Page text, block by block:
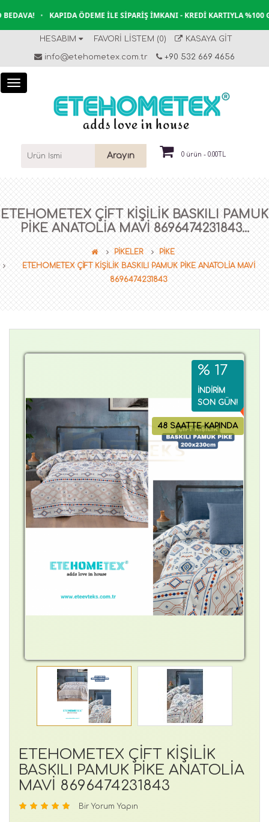
• KAPIDA ÖDEME İLE SIPARIŞ İMKANI - KREDI KARTIYLA %100
HESABIM FAVORI LISTEM (0) KASAYA GIT
info@etehometex.com.tr +90 532 669 4656
Arayın 0 ürün - 0.00TL
ETEHOMETEX ÇİFT KİŞİLİK BASKILI PAMUK
PİKE ANATOLİA MAVİ 8696474231843...
PİKELER
PİKE
ETEHOMETEX ÇİFT KİŞİLİK BASKILI PAMUK PİKE ANATOLİA MAVİ
8696474231843
48 SAATTE KAPINDA
% 17
İNDİRİM
SON GÜN!
ETEHOMETEX ÇİFT KİŞİLİK
BASKILI PAMUK PİKE ANATOLİA
MAVİ 8696474231843
Bir Yorum Yapın